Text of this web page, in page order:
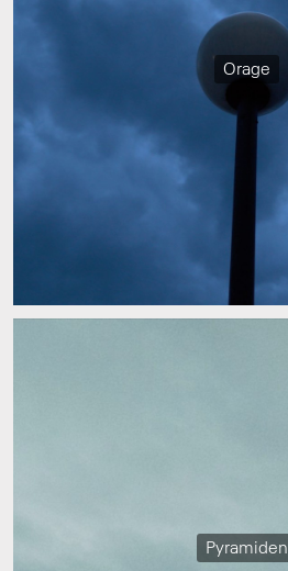
Orage
Pyramiden